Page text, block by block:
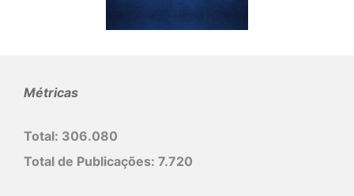
Métricas
Total: 306.080
Total de Publicações: 7.720